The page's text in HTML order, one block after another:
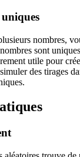
nombres,
sont
utile pour
des tirages